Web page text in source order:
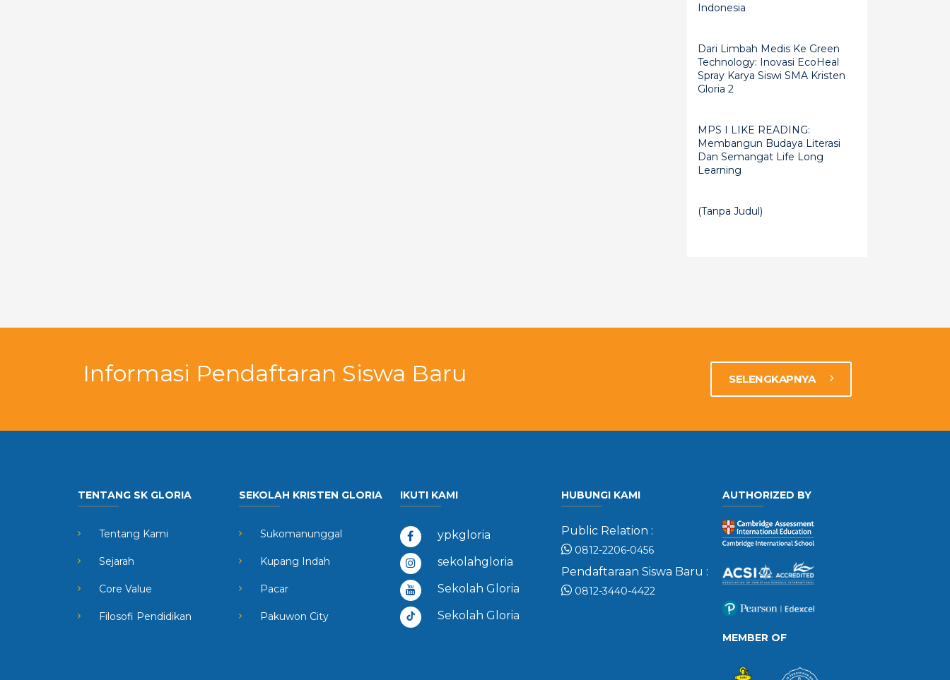
Indonesia
Dari Limbah Medis Ke Green
Technology: Inovasi EcoHeal
Spray Karya Siswi SMA Kristen
Gloria 2
MPS I LIKE READING:
Membangun Budaya Literasi
Dan Semangat Life Long
Learning
(tanpa Judul)
Informasi Pendaftaran Siswa Baru SELENGKAPNYA
TENTANG SK GLORIA
Tentang Kami
Sejarah
Core Value
Filosofi Pendidikan
SEKOLAH KRISTEN GLORIA
Sukomanunggal
Kupang Indah
Pacar
Pakuwon City
IKUTI KAMI
ypkgloria
sekolahgloria
Sekolah Gloria
Sekolah Gloria
HUBUNGI KAMI
Public Relation :
0812-2206-0456
Pendaftaraan Siswa Baru :
0812-3440-4422
AUTHORIZED BY
MEMBER OF